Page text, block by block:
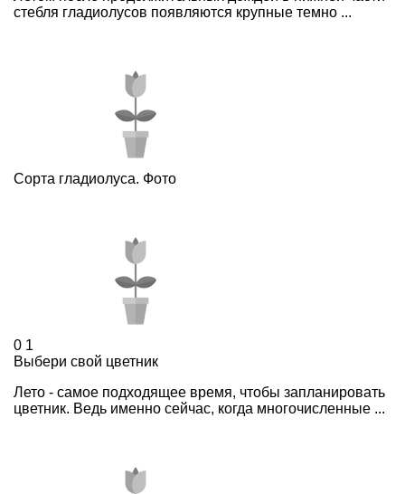
стебля гладиолусов появляются крупные темно ...
Сорта гладиолуса. Фото
0 1
Выбери свой цветник
Лето - самое подходящее время, чтобы запланировать
цветник. Ведь именно сейчас, когда многочисленные ...